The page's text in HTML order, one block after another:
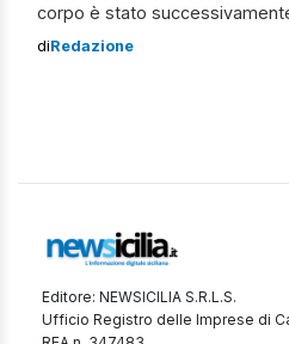
corpo è stato
campagna semi-abbandonata
diRedazione
Editore: NEWSICILIA S.R.L.S.
Ufficio Registro delle Imprese di